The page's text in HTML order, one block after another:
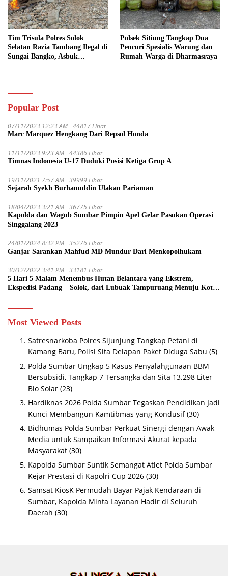
Tim Trisula Polres Solok
Selatan Razia Tambang Ilegal di
Sungai Bangko, Asbuk
Polsek Sitiung Tangkap Dua
Pencuri Spesialis Warung dan
Rumah Warga di Dharmasraya
Popular Post
07/11/2023 12:23 AM 44817 Lihat
Marc Marquez Hengkang Dari Repsol Honda
11/11/2023 9:23 AM 44386 Lihat
Timnas Indonesia U-17 Duduki Posisi Ketiga Grup A
19/11/2021 7:57 AM 39999 Lihat
Sejarah Syekh Burhanuddin Ulakan Pariaman
18/04/2023 3:21 AM 36775 Lihat
Kapolda dan Wagub Sumbar Pimpin Apel Gelar Pasukan Operasi
Singgalang 2023
24/01/2024 8:32 PM 35276 Lihat
Ganjar Sarankan Mahfud MD Mundur Dari Menkopolhukam
30/12/2022 3:41 PM 33181 Lihat
5 Hari 5 Malam Menembus Hutan Belantara yang Ekstrem,
Ekspedisi Padang – Solok, dari Lubuak Tampuruang Menuju Koto
Most Viewed Posts
Satresnarkoba Polres Sijunjung Tangkap Petani di
Kamang Baru, Polisi Sita Delapan Paket Diduga Sabu (5)
Polda Sumbar Ungkap 5 Kasus Penyalahgunaan BBM
Bersubsidi, Tangkap 7 Tersangka dan Sita 13.298 Liter
Bio Solar (23)
Hardiknas 2026 Polda Sumbar Tegaskan Pendidikan Jadi
Kunci Membangun Kamtibmas yang Kondusif (30)
Bidhumas Polda Sumbar Perkuat Sinergi dengan Awak
Media untuk Sampaikan Informasi Akurat kepada
Masyarakat (30)
Kapolda Sumbar Suntik Semangat Atlet Polda Sumbar
Kejar Prestasi di Kapolri Cup 2026 (30)
Samsat KiosK Permudah Bayar Pajak Kendaraan di
Sumbar, Kapolda Minta Layanan Hadir di Seluruh
Daerah (30)